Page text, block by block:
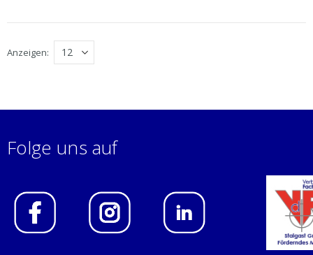
Anzeigen
Folge uns auf